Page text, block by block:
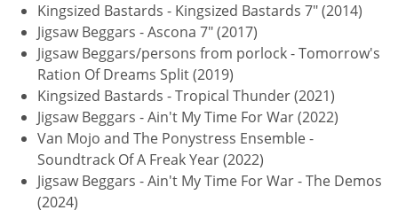
Kingsized Bastards - Kingsized Bastards 7" (2014)
Jigsaw Beggars - Ascona 7" (2017)
Jigsaw Beggars/persons from porlock - Tomorrow's
Ration Of Dreams Split (2019)
Kingsized Bastards - Tropical Thunder (2021)
Jigsaw Beggars - Ain't My Time For War (2022)
Van Mojo and The Ponystress Ensemble -
Soundtrack Of A Freak Year (2022)
Jigsaw Beggars - Ain't My Time For War - The Demos
(2024)